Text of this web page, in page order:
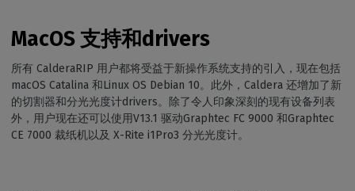
MacOS 支持和drivers
所有 CalderaRIP 用户都将受益于新操作系统支持的引入，现在包括
macOS Catalina 和Linux OS Debian 10。此外，Caldera 还增加了新
的切割器和分光光度计drivers。除了令人印象深刻的现有设备列表
外，用户现在还可以使用V13.1 驱动Graphtec FC 9000 和Graphtec
CE 7000 裁纸机以及 X-Rite i1Pro3 分光光度计。